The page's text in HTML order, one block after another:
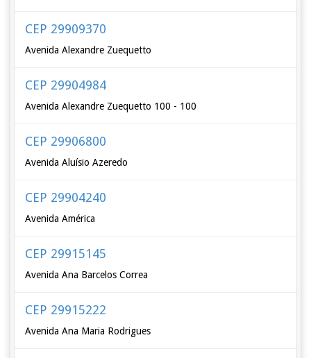
CEP 29909370
Avenida Alexandre Zuequetto
CEP 29904984
Avenida Alexandre Zuequetto 100 - 100
CEP 29906800
Avenida Aluísio Azeredo
CEP 29904240
Avenida América
CEP 29915145
Avenida Ana Barcelos Correa
CEP 29915222
Avenida Ana Maria Rodrigues